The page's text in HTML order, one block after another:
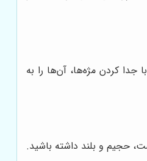
جدا کردن مژه‌ها، آن‌ها را به
حجیم و بلند داشته باشید.